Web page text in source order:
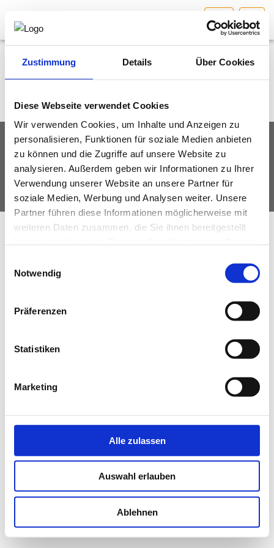
Zustimmung Details Über Cookies
Diese Webseite verwendet Cookies
Wir verwenden Cookies, um Inhalte und Anzeigen zu
personalisieren, Funktionen für soziale Medien anbieten
zu können und die Zugriffe auf unsere Website zu
analysieren. Außerdem geben wir Informationen zu Ihrer
Verwendung unserer Website an unsere Partner für
soziale Medien, Werbung und Analysen weiter. Unsere
Partner führen diese Informationen möglicherweise mit
weiteren Daten zusammen, die Sie ihnen bereitgestellt
Notwendig
Präferenzen
Statistiken
Marketing
Alle zulassen
Auswahl erlauben
Ablehnen
BGL
Bundesland auswählen HOME
DAS INGENIEURBÜRO
INTERESSEN­VERTRETUNG
MITGLIEDER­VERZEICHNIS
SERVICE
IMPRESSUM DATENSCHUTZ
© Fachverband Ingenieurbüros Österreich